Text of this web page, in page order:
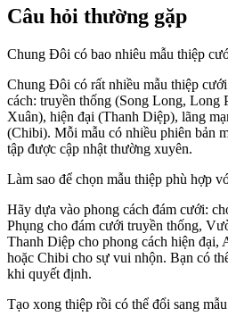
Câu hỏi thường gặp
Chung Đôi có bao nhiêu mẫu thiệp
Chung Đôi có rất nhiều mẫu thiệp
cách: truyền thống (Song Long, Long
Xuân), hiện đại (Thanh Diệp), lãng
(Chibi). Mỗi mẫu có nhiều phiên bản
tập được cập nhật thường xuyên.
Làm sao để chọn mẫu thiệp phù hợp
Hãy dựa vào phong cách đám cưới:
Phụng cho đám cưới truyền thống,
Thanh Diệp cho phong cách hiện đại,
hoặc Chibi cho sự vui nhộn. Bạn có
khi quyết định.
Tạo xong thiệp rồi có thể đổi sang